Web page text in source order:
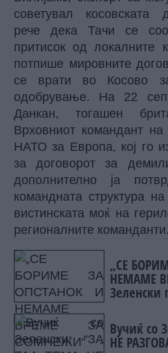
советувал косовската
рече дека Тачи се
притисок од локалните
потпише мировните
се врати во Косово
одобрување. На 22
Данкан, тогашен
Врховниот командант на
НАТО за Европа, кој го
за договорот за
дополнително ја
командната структура
вистинската моќ на
регионалните команданти.
„СЕ
НЕМАМЕ
Зеленски
Вучиќ со
НЕ